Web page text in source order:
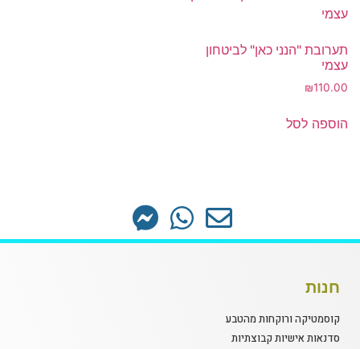
תערובת "הנני כאן" לביטחון
עצמי
₪110.00
הוספה לסל
חנות
קוסמטיקה ורוקחות מהטבע
סדנאות אישיות קבוצתיות